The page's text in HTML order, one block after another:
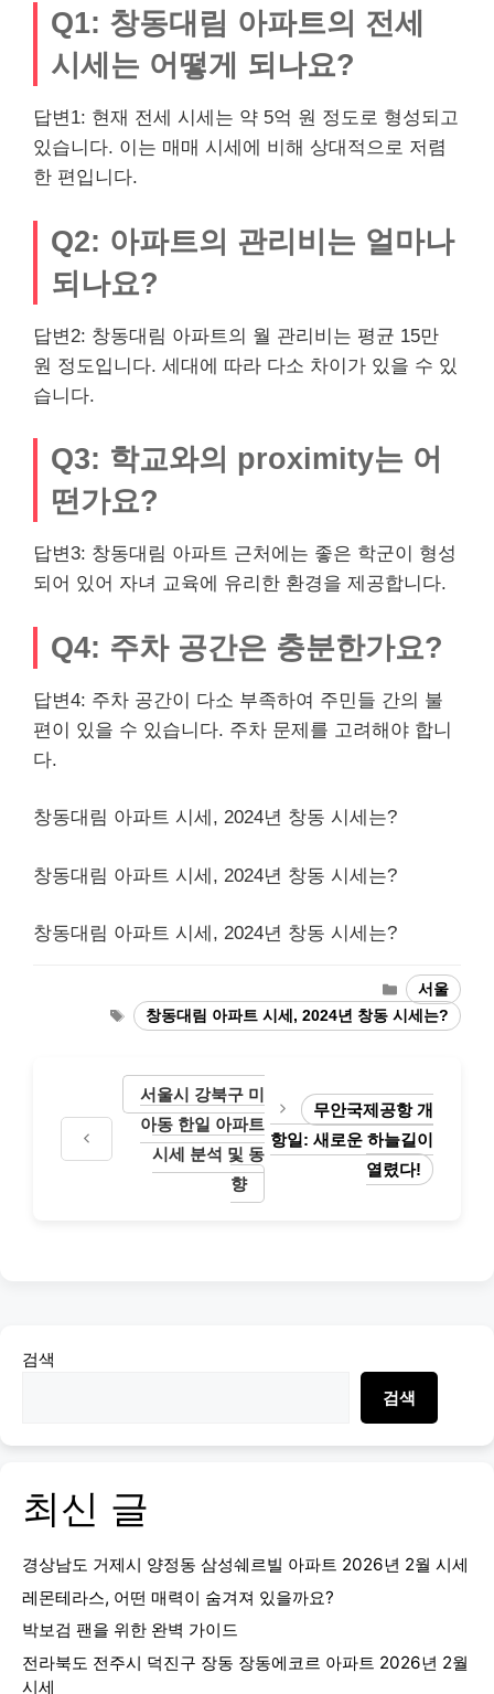
Q1: 창동대림 아파트의 전세
시세는 어떻게 되나요?
답변1: 현재 전세 시세는 약 5억 원 정도로 형성되고
있습니다. 이는 매매 시세에 비해 상대적으로 저렴
한 편입니다.
Q2: 아파트의 관리비는 얼마나
되나요?
답변2: 창동대림 아파트의 월 관리비는 평균 15만
원 정도입니다. 세대에 따라 다소 차이가 있을 수 있
습니다.
Q3: 학교와의 proximity는 어
떤가요?
답변3: 창동대림 아파트 근처에는 좋은 학군이 형성
되어 있어 자녀 교육에 유리한 환경을 제공합니다.
Q4: 주차 공간은 충분한가요?
답변4: 주차 공간이 다소 부족하여 주민들 간의 불
편이 있을 수 있습니다. 주차 문제를 고려해야 합니
다.
창동대림 아파트 시세, 2024년 창동 시세는?
창동대림 아파트 시세, 2024년 창동 시세는?
창동대림 아파트 시세, 2024년 창동 시세는?
Categories
서울
Tags창동대림 아파트 시세, 2024년 창동 시세는?
서울시 강북구 미
아동 한일 아파트
시세 분석 및 동
향
무안국제공항 개
항일: 새로운 하늘길이
열렸다!
검색
검색
최신 글
경상남도 거제시 양정동 삼성쉐르빌 아파트 2026년 2월 시세
레몬테라스, 어떤 매력이 숨겨져 있을까요?
박보검 팬을 위한 완벽 가이드
전라북도 전주시 덕진구 장동 장동에코르 아파트 2026년 2월
시세